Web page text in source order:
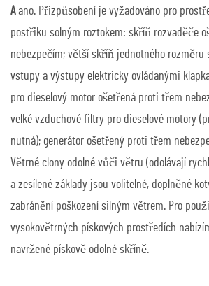
Aano. Přizpůsobení je vyžadováno pro
postřiku solným roztokem: skříň rozvaděče
nebezpečím; větší skříň jednotného rozměru
vstupy a výstupy elektricky ovládanými
pro dieselový motor ošetřená proti třem
velké vzduchové filtry pro dieselové motory
nutná); generátor ošetřený proti třem
Větrné clony odolné vůči větru (odolávají
a zesílené základy jsou volitelné, doplněné
zabránění poškození silným větrem. Pro
vysokovětrných pískových prostředích
navržené pískově odolné skříně.